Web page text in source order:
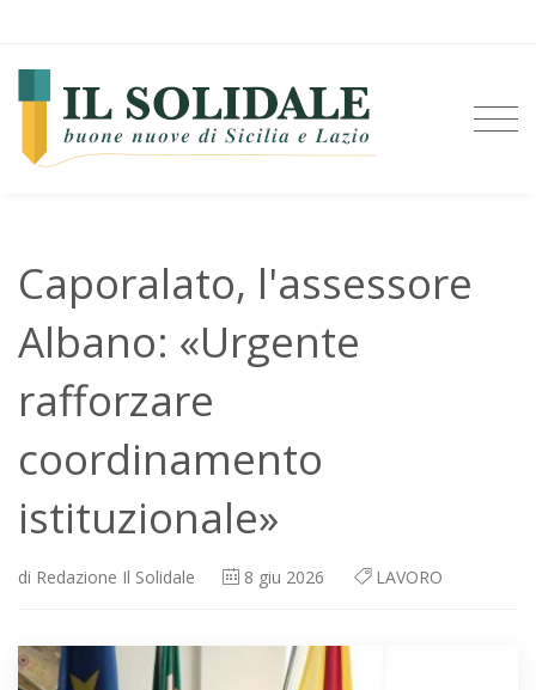
Caporalato, l'assessore
Albano: «Urgente
rafforzare
coordinamento
istituzionale»
di Redazione Il Solidale 8 giu 2026 LAVORO